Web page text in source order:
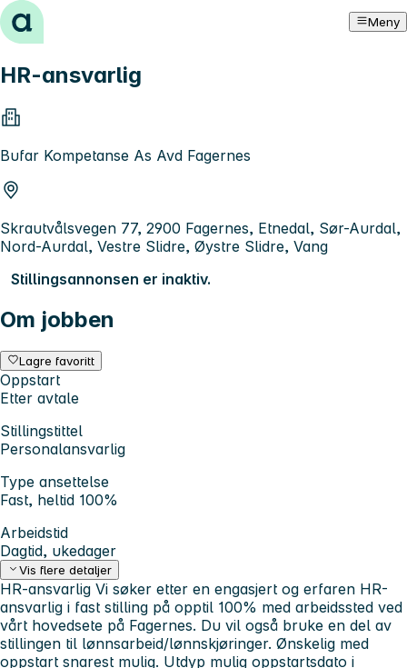
Hopp til innhold Meny
HR-ansvarlig
Bufar Kompetanse As Avd Fagernes
Skrautvålsvegen 77, 2900 Fagernes, Etnedal, Sør-Aurdal,
Nord-Aurdal, Vestre Slidre, Øystre Slidre, Vang
Stillingsannonsen er inaktiv.
Om jobben
Lagre favoritt
Oppstart
Etter avtale
Stillingstittel
Personalansvarlig
Type ansettelse
Fast, heltid 100%
Arbeidstid
Dagtid, ukedager
Vis flere detaljer
HR-ansvarlig Vi søker etter en engasjert og erfaren HR-
ansvarlig i fast stilling på opptil 100% med arbeidssted ved
vårt hovedsete på Fagernes. Du vil også bruke en del av
stillingen til lønnsarbeid/lønnskjøringer. Ønskelig med
oppstart snarest mulig. Utdyp mulig oppstartsdato i